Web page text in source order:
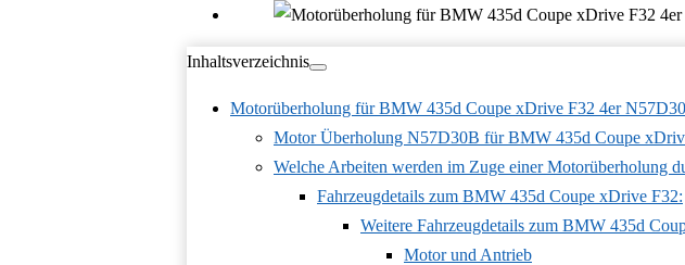
Inhaltsverzeichnis
Motorüberholung für BMW 435d Coupe xDrive F32 4er
Motor Überholung N57D30B für BMW 435d Coupe
Welche Arbeiten werden im Zuge einer Motorüberholung
Fahrzeugdetails zum BMW 435d Coupe xDrive F32:
Weitere Fahrzeugdetails zum BMW 435d
Motor und Antrieb